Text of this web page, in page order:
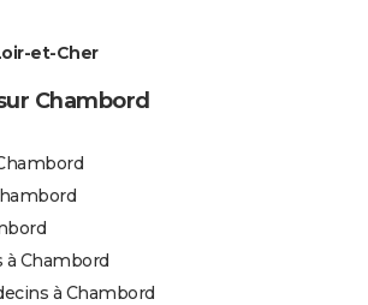
et-Cher
Chambord
à Chambord
à Chambord